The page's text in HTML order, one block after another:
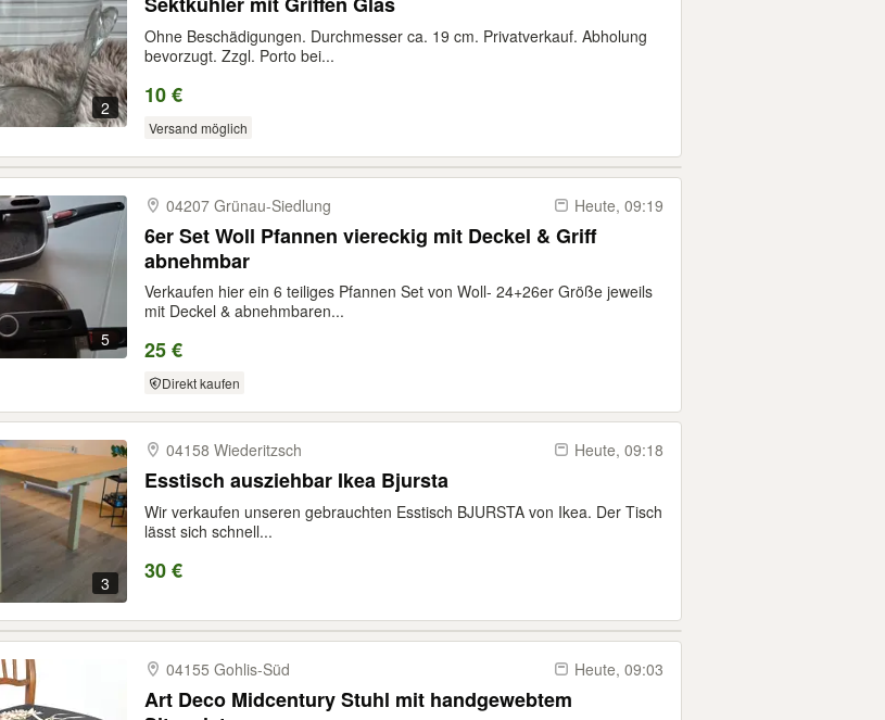
2
Ohne Beschädigungen. Durchmesser ca. 19 cm. Privatverkauf. Abholung
bevorzugt. Zzgl. Porto bei...
10 €
Versand möglich
5
04207 Grünau-​Siedlung Heute, 09:19
6er Set Woll Pfannen viereckig mit Deckel & Griff
abnehmbar
Verkaufen hier ein 6 teiliges Pfannen Set von Woll- 24+26er Größe jeweils
mit Deckel & abnehmbaren...
25 €
Direkt kaufen
3
04158 Wiederitzsch Heute, 09:18
Esstisch ausziehbar Ikea Bjursta
Wir verkaufen unseren gebrauchten Esstisch BJURSTA von Ikea. Der Tisch
lässt sich schnell...
30 €
04155 Gohlis-​Süd Heute, 09:03
Art Deco Midcentury Stuhl mit handgewebtem